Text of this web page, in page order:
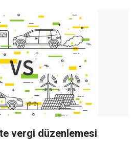
vergi düzenlemesi